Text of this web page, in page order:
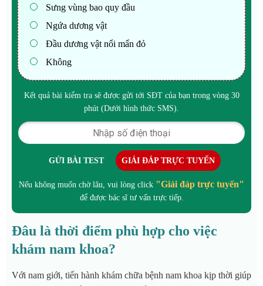
Sưng vùng bao quy đầu
Ngứa dương vật
Đầu dương vật nổi mẩn đỏ
Không
Kết quả bài kiểm tra sẽ được gửi tới SĐT của bạn trong vòng 30
phút (Dưới hình thức SMS).
GỬI BÀI TEST GIẢI ĐÁP TRỰC TUYẾN
Nếu không muốn chờ lâu, vui lòng click "Giải đáp trực tuyến"
để được bác sĩ tư vấn trực tiếp.
Đâu là thời điểm phù hợp cho việc
khám nam khoa?
Với nam giới, tiến hành khám chữa bệnh nam khoa kịp thời giúp